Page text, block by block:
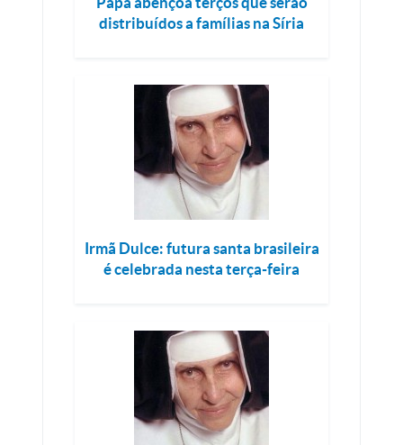
distribuídos a famílias na Síria
Irmã Dulce: futura santa brasileira
é celebrada nesta terça-feira